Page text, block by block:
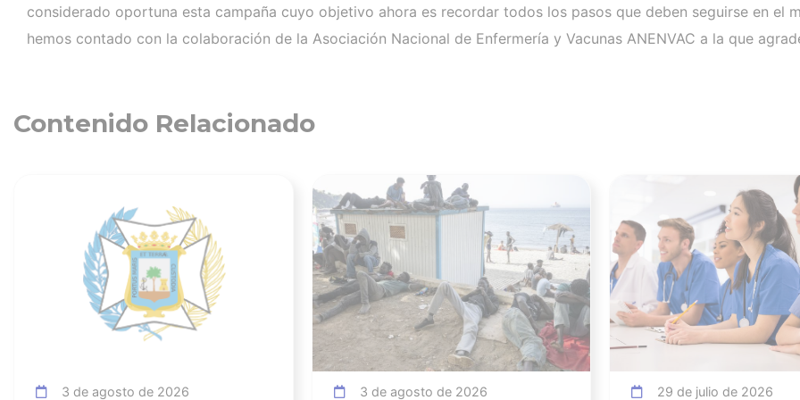
considerado oportuna esta campaña cuyo objetivo ahora es recordar todos los pasos que deben seguirse en el
hemos contado con la colaboración de la Asociación Nacional de Enfermería y Vacunas ANENVAC a la que
Contenido Relacionado
3 de agosto de 2026 3 de agosto de 2026 29 de julio de 2026